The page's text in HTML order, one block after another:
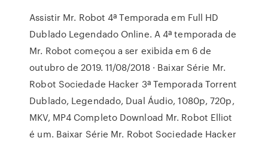
Assistir Mr. Robot 4ª Temporada em Full HD
Dublado Legendado Online. A 4ª temporada de
Mr. Robot começou a ser exibida em 6 de
outubro de 2019. 11/08/2018 · Baixar Série Mr.
Robot Sociedade Hacker 3ª Temporada Torrent
Dublado, Legendado, Dual Áudio, 1080p, 720p,
MKV, MP4 Completo Download Mr. Robot Elliot
é um. Baixar Série Mr. Robot Sociedade Hacker